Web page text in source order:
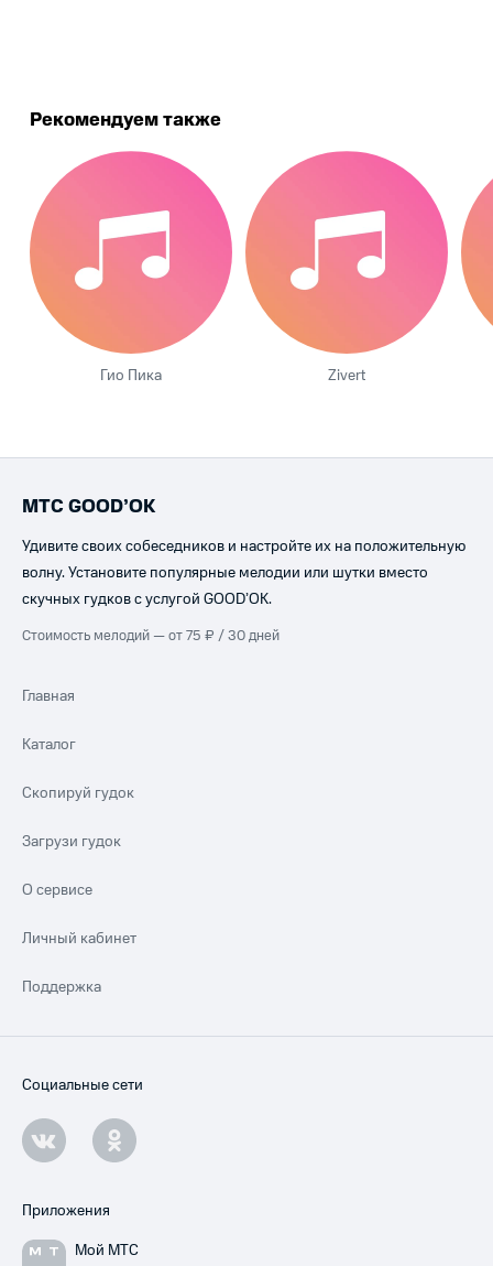
Рекомендуем также
Гио Пика Zivert
МТС GOOD’OK
Удивите своих собеседников и настройте их на положительную
волну. Установите популярные мелодии или шутки вместо
скучных гудков с услугой GOOD’OK.
Стоимость мелодий — от 75 ₽ / 30 дней
Главная
Каталог
Скопируй гудок
Загрузи гудок
О сервисе
Личный кабинет
Поддержка
Социальные сети
Приложения
Мой МТС